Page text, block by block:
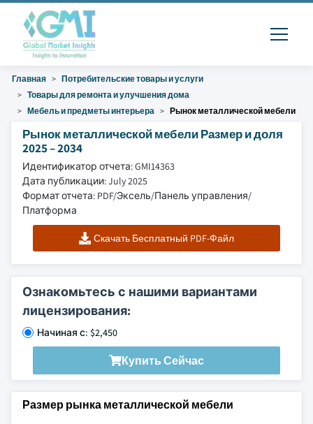
Главная
Потребительские товары и услуги
Товары для ремонта и улучшения дома
Мебель и предметы интерьера
Рынок металлической мебели
Рынок металлической мебели Размер и доля
2025 – 2034
Идентификатор отчета: GMI14363
Дата публикации: July 2025
Формат отчета: PDF/Эксель/Панель управления/
Платформа
Скачать Бесплатный PDF-Файл
Ознакомьтесь с нашими вариантами
лицензирования:
Начиная с: $2,450
Купить Сейчас
Размер рынка металлической мебели